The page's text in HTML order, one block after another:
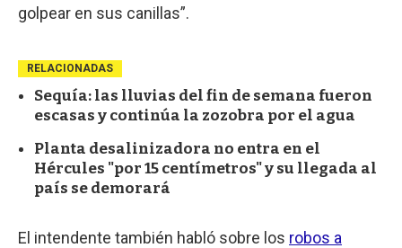
golpear en sus canillas”.
RELACIONADAS
Sequía: las lluvias del fin de semana fueron
escasas y continúa la zozobra por el agua
Planta desalinizadora no entra en el
Hércules "por 15 centímetros" y su llegada al
país se demorará
El intendente también habló sobre los robos a